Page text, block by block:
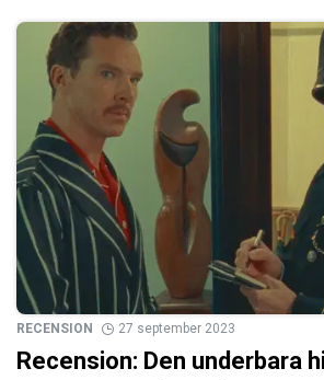
RECENSION 27 september 2023
Recension: Den underbara